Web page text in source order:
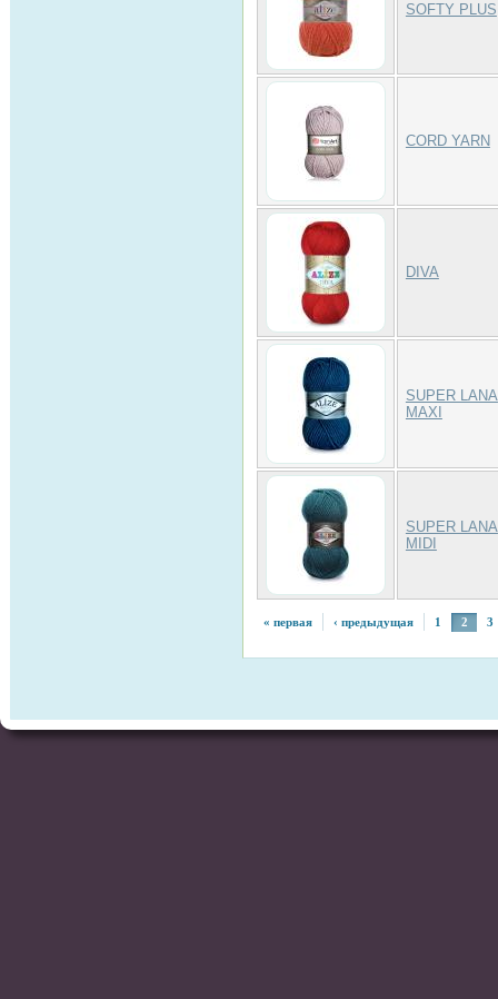
SOFTY PLUS
CORD YARN
DIVA
SUPER LANA
MAXI
SUPER LANA
MIDI
« первая ‹ предыдущая 1 2 3